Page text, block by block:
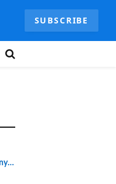
SUBSCRIBE